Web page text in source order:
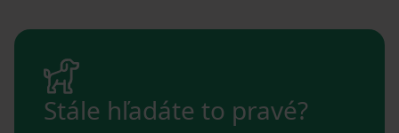
Stále hľadáte to pravé?